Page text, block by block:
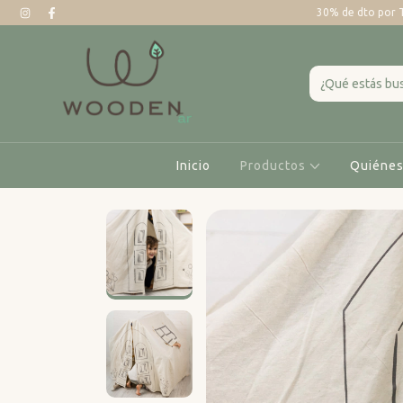
30% de dto por
Inicio Productos